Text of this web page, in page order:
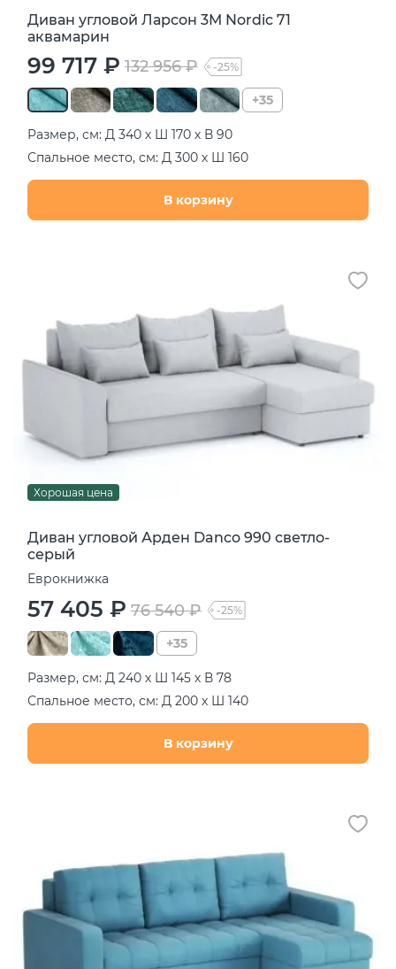
Диван угловой Ларсон 3М Nordic 71
аквамарин
99 717 ₽ 132 956 ₽ -25%
+35
Размер, см: Д 340 х Ш 170 х В 90
Спальное место, см: Д 300 х Ш 160
В корзину
Хорошая цена
Диван угловой Арден Danco 990 светло-
серый
Еврокнижка
57 405 ₽ 76 540 ₽ -25%
+35
Размер, см: Д 240 х Ш 145 х В 78
Спальное место, см: Д 200 х Ш 140
В корзину